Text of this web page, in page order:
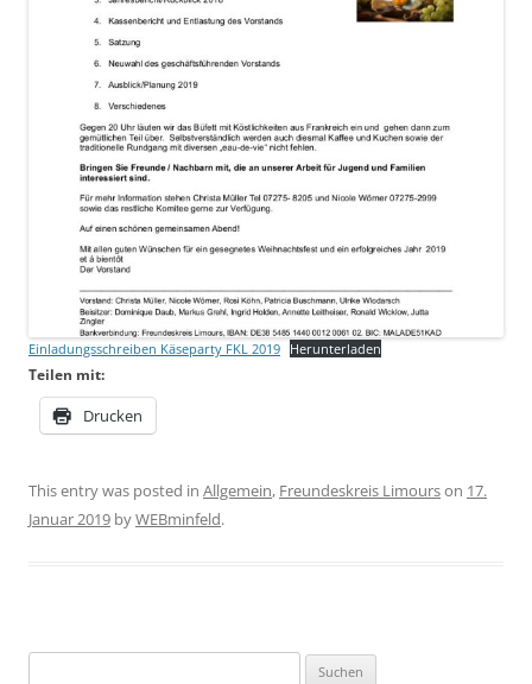
Einladungsschreiben Käseparty FKL 2019 Herunterladen
Teilen mit:
Drucken
This entry was posted in Allgemein, Freundeskreis Limourson 17.
Januar 2019 byWEBminfeld.